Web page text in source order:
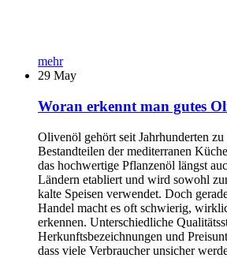
mehr
29 May
Woran erkennt man gutes
Olivenöl gehört seit Jahrhunderten
Bestandteilen der mediterranen
das hochwertige Pflanzenöl längst
Ländern etabliert und wird sowohl
kalte Speisen verwendet. Doch
Handel macht es oft schwierig,
erkennen. Unterschiedliche
Herkunftsbezeichnungen und
dass viele Verbraucher unsicher